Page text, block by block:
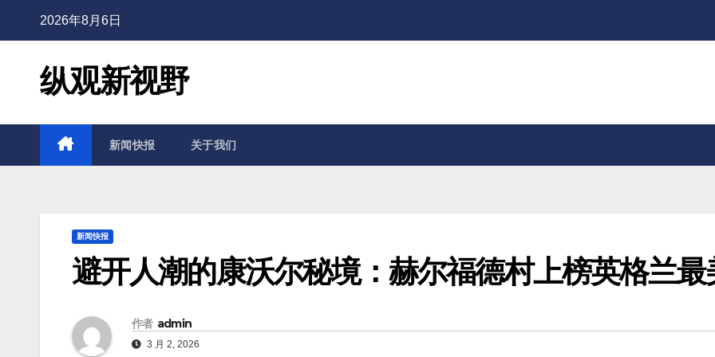
2026年8月6日
纵观新视野
新闻快报 关于我们
新闻快报
避开人潮的康沃尔秘境：赫尔福德村上榜英格兰最
作者 admin
3 月 2, 2026